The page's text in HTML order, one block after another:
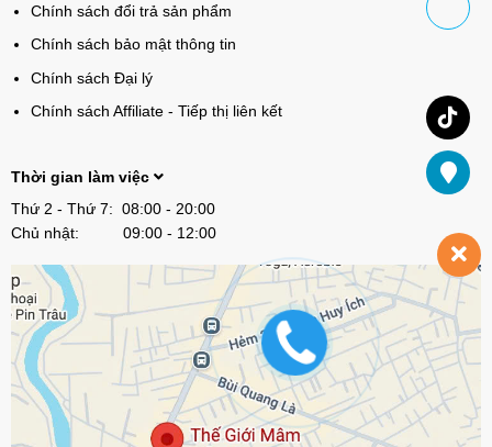
Chính sách đổi trả sản phẩm
Chính sách bảo mật thông tin
Chính sách Đại lý
Chính sách Affiliate - Tiếp thị liên kết
Thời gian làm việc
Thứ 2 - Thứ 7: 08:00 - 20:00
Chủ nhật: 09:00 - 12:00